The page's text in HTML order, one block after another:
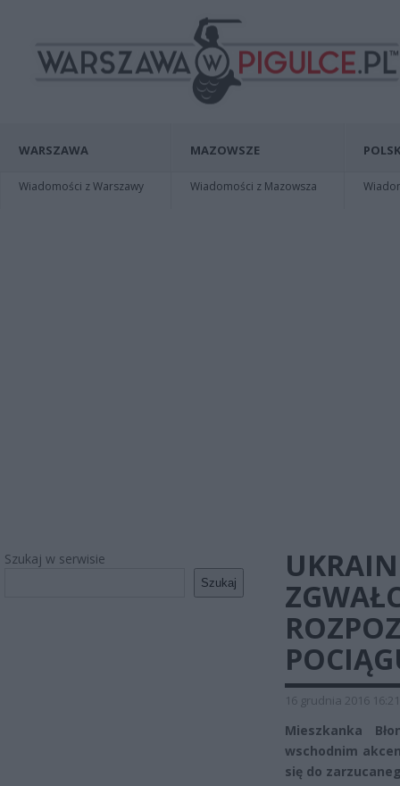
WARSZAWA
Wiadomości z Warszawy
MAZOWSZE
Wiadomości z Mazowsza
Szukaj w serwisie
Szukaj
16 grudnia 2016 16:21
Mieszkanka
wschodnim
się do